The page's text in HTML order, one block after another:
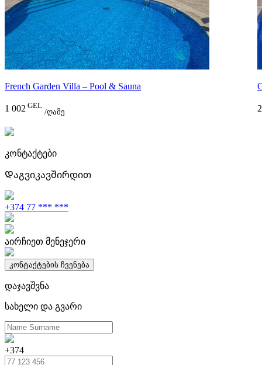
French Garden Villa – Pool & Sauna
1 002 GEL
/ღამე
კონტაქტები
Დაგვიკავშირდით
+374 77 *** ***
აირჩიეთ მენეჯერი
კონტაქტების ჩვენება
დაჯავშვნა
სახელი და გვარი
+374